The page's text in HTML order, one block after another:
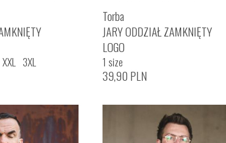
XXL 3XL
Torba
JARY ODDZIAŁ ZAMKNIĘTY
LOGO
1 size
39,90 PLN